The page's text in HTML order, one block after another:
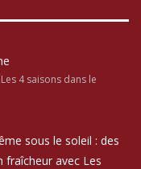
4 saisons dans le
sous le soleil : des
fraîcheur avec Les